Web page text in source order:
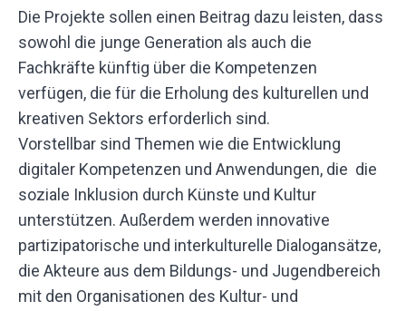
Die Projekte sollen einen Beitrag dazu leisten, dass
sowohl die junge Generation als auch die
Fachkräfte künftig über die Kompetenzen
verfügen, die für die Erholung des kulturellen und
kreativen Sektors erforderlich sind.
Vorstellbar sind Themen wie die Entwicklung
digitaler Kompetenzen und Anwendungen, die die
soziale Inklusion durch Künste und Kultur
unterstützen. Außerdem werden innovative
partizipatorische und interkulturelle Dialogansätze,
die Akteure aus dem Bildungs- und Jugendbereich
mit den Organisationen des Kultur- und